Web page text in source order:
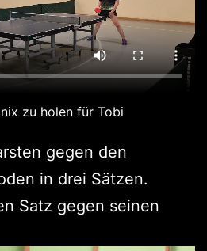
zu holen für Tobi
gegen den
in drei Sätzen.
Satz gegen seinen